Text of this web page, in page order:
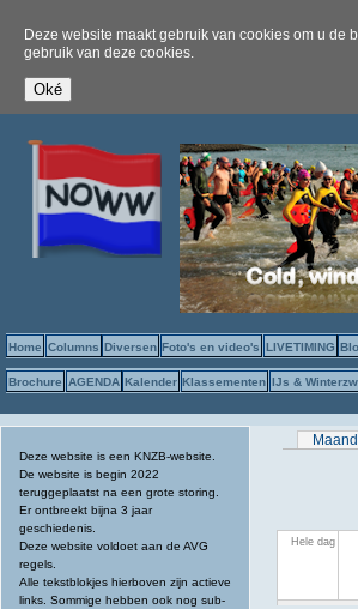
Deze website maakt gebruik van cookies om u de
gebruik van deze cookies.
Home Columns Diversen Foto's en video's LIVETIMING
Brochure AGENDA Kalender Klassementen IJs &
Deze website is een KNZB-website.
De website is begin 2022
teruggeplaatst na een grote storing.
Er ontbreekt bijna 3 jaar
geschiedenis.
Deze website voldoet aan de AVG
regels.
Alle tekstblokjes hierboven zijn actieve
links. Sommige hebben ook nog sub-
Primaire
Maand
Hele dag